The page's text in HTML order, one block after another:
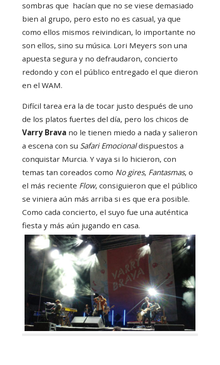
sombras que hacían que no se viese demasiado
bien al grupo, pero esto no es casual, ya que
como ellos mismos reivindican, lo importante no
son ellos, sino su música. Lori Meyers son una
apuesta segura y no defraudaron, concierto
redondo y con el público entregado el que dieron
en el WAM.
Difícil tarea era la de tocar justo después de uno
de los platos fuertes del día, pero los chicos de
Varry Bravano le tienen miedo a nada y salieron
a escena con su Safari Emocionaldispuestos a
conquistar Murcia. Y vaya si lo hicieron, con
temas tan coreados como No gires, Fantasmas, o
el más reciente Flow, consiguieron que el público
se viniera aún más arriba si es que era posible.
Como cada concierto, el suyo fue una auténtica
fiesta y más aún jugando en casa.